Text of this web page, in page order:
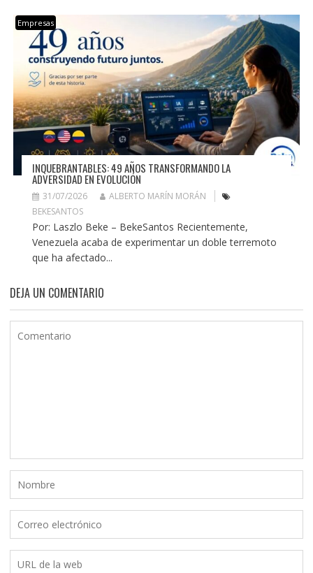
Empresas
INQUEBRANTABLES: 49 AÑOS TRANSFORMANDO LA
ADVERSIDAD EN EVOLUCIÓN
31/07/2026
ALBERTO MARÍN MORÁN
BEKESANTOS
Por: Laszlo Beke – BekeSantos Recientemente,
Venezuela acaba de experimentar un doble terremoto
que ha afectado...
DEJA UN COMENTARIO